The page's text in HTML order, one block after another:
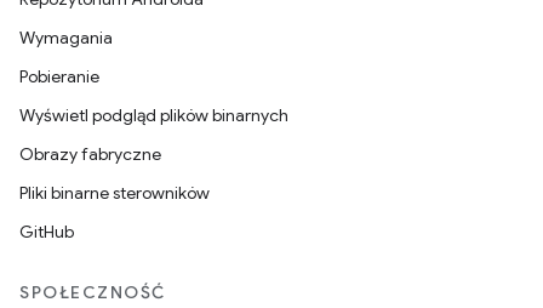
Wymagania
Pobieranie
Wyświetl podgląd plików binarnych
Obrazy fabryczne
Pliki binarne sterowników
GitHub
SPOŁECZNOŚĆ